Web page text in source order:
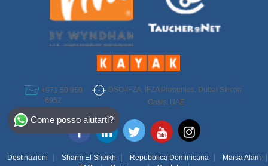
+971 50 950
6952
DSO-IFZA, IFZA Properties, Dubai Silicon
Oasis, UAE
Destinazioni Sharm El Sheikh Repubblica Dominicana
Marsa Alam
Come posso aiutarti?
Select Destination
Egypt
Bahamas